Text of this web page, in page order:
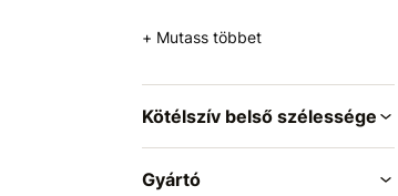
+ Mutass többet
Kötélszív belső szélessége
Gyártó